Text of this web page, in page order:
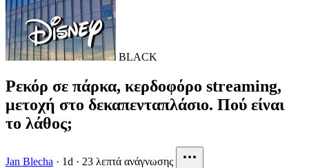
BLACK
Ρεκόρ σε πάρκα, κερδοφόρο streaming,
μετοχή στο δεκαπενταπλάσιο. Πού είναι
το λάθος;
Jan Blecha · 1d · 23 λεπτά ανάγνωσης